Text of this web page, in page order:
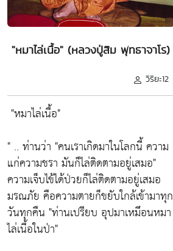
"หมาไล่เนื้อ" (หลวงปู่สิม พุทธาจาโร)
วิริยะ12
"หมาไล่เนื้อ"
" .. ท่านว่า "คนเราเกิดมาในโลกนี้ ความ
แก่ความชรา มันก็ไล่ติดตามอยู่เสมอ"
ความเจ็บไข้ได้ป่วยก็ไล่ติดตามอยู่เสมอ
มรณภัย คือความตายก็ขยับใกล้เข้ามาทุก
วันทุกคืน "ท่านเปรียบ อุปมาเหมึอนหมา
ไล่เนี้อในป่า"